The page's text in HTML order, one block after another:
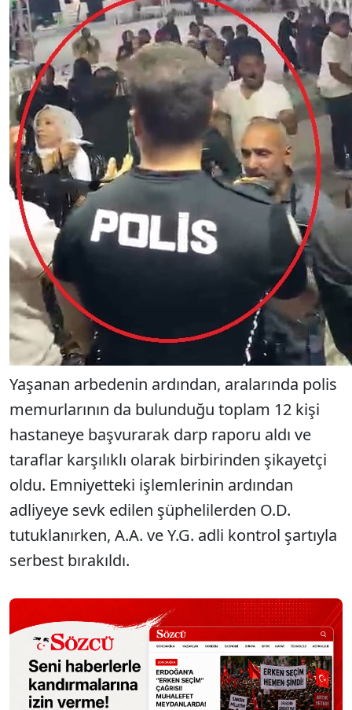
Yaşanan arbedenin ardından, aralarında polis
memurlarının da bulunduğu toplam 12 kişi
hastaneye başvurarak darp raporu aldı ve
taraflar karşılıklı olarak birbirinden şikayetçi
oldu. Emniyetteki işlemlerinin ardından
adliyeye sevk edilen şüphelilerden O.D.
tutuklanırken, A.A. ve Y.G. adli kontrol şartıyla
serbest bırakıldı.